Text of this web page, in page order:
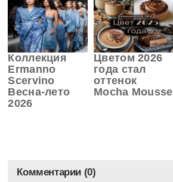
Коллекция
Ermanno
Scervino
Весна-лето
2026
Цветом 2026
года стал
оттенок
Mocha Mousse
Комментарии (0)